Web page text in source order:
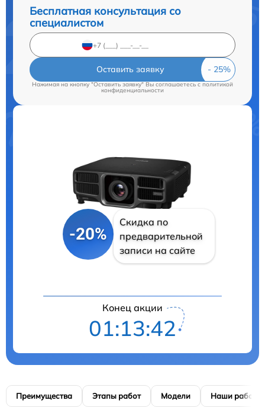
Бесплатная консультация со
специалистом
Оставить заявку
Нажимая на кнопку "Оставить заявку" Вы соглашаетесь cполитикой
конфиденциальности
-20%
Скидка по
предварительной
записи на сайте
Конец акции
01:13:41
Преимущества Этапы работ Модели Наши работы